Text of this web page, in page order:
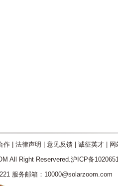
作| 法律声明 意见反馈| 诚征英才| 网
All Right Reservered.沪ICP备
服务邮箱：10000@solarzoom.com